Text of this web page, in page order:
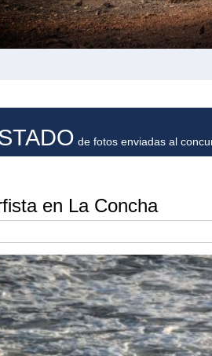
de fotos enviadas al
en La Concha